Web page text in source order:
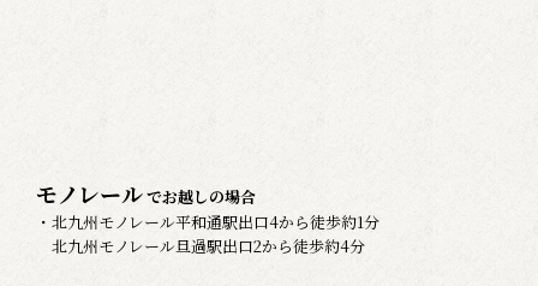
モノレールでお越しの場合
・北九州モノレール平和通駅出口4から徒歩約1分
北九州モノレール旦過駅出口2から徒歩約4分